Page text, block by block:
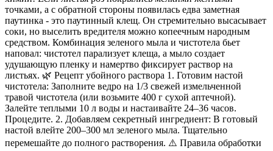
точками, а с обратной стороны появилась едва заметная
паутинка - это паутинный клещ. Он стремительно высасывает
соки, но выселить вредителя можно копеечным народным
средством. Комбинация зеленого мыла и чистотела бьет
наповал: чистотел парализует клеща, а мыло создает
удушающую пленку и намертво фиксирует раствор на
листьях. 🌿 Рецепт убойного раствора 1. Готовим настой
чистотела: Заполните ведро на 1/3 свежей измельченной
травой чистотела (или возьмите 400 г сухой аптечной).
Залейте теплыми 10 л воды и настаивайте 24–36 часов.
Процедите. 2. Добавляем секретный ингредиент: В готовый
настой влейте 200–300 мл зеленого мыла. Тщательно
перемешайте до полного растворения. ⚠️ Правила обработки